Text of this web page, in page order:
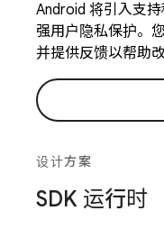
Android 将引入支
强用户隐私保护。
并提供反馈以帮助
设计方案
SDK 运行时